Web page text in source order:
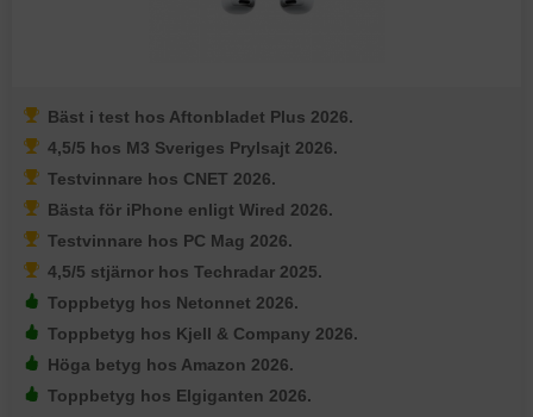
Bäst i test hos Aftonbladet Plus 2026.
4,5/5 hos M3 Sveriges Prylsajt 2026.
Testvinnare hos CNET 2026.
Bästa för iPhone enligt Wired 2026.
Testvinnare hos PC Mag 2026.
4,5/5 stjärnor hos Techradar 2025.
Toppbetyg hos Netonnet 2026.
Toppbetyg hos Kjell & Company 2026.
Höga betyg hos Amazon 2026.
Toppbetyg hos Elgiganten 2026.